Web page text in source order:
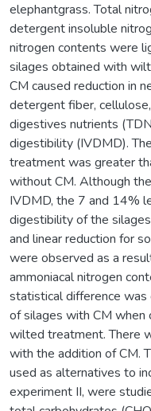
elephantgrass. Total
detergent insoluble
nitrogen contents were
silages obtained with
CM caused reduction in
detergent fiber,
digestives nutrients
digestibility (IVDMD).
treatment was greater
without CM. Although
IVDMD, the 7 and 14%
digestibility of the
and linear reduction for
were observed as a
ammoniacal nitrogen
statistical difference was
of silages with CM when
wilted treatment. There
with the addition of CM.
used as alternatives to
experiment II, were